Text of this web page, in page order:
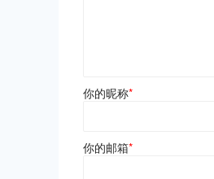
你的昵称*
你的邮箱*